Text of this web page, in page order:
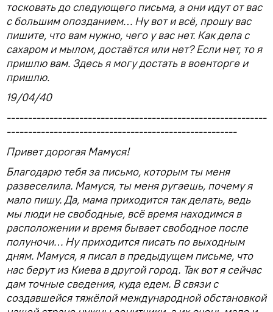
тосковать до следующего письма, а они идут от вас
с большим опозданием… Ну вот и всё, прошу вас
пишите, что вам нужно, чего у вас нет. Как дела с
сахаром и мылом, достаётся или нет? Если нет, то я
пришлю вам. Здесь я могу достать в военторге и
пришлю.
19/04/40
-------------------------------------------------------------
------------------------------------------------------
Привет дорогая Мамуся!
Благодарю тебя за письмо, которым ты меня
развеселила. Мамуся, ты меня ругаешь, почему я
мало пишу. Да, мама приходится так делать, ведь
мы люди не свободные, всё время находимся в
расположении и время бывает свободное после
полуночи… Ну приходится писать по выходным
дням. Мамуся, я писал в предыдущем письме, что
нас берут из Киева в другой город. Так вот я сейчас
дам точные сведения, куда едем. В связи с
создавшейся тяжёлой международной обстановкой